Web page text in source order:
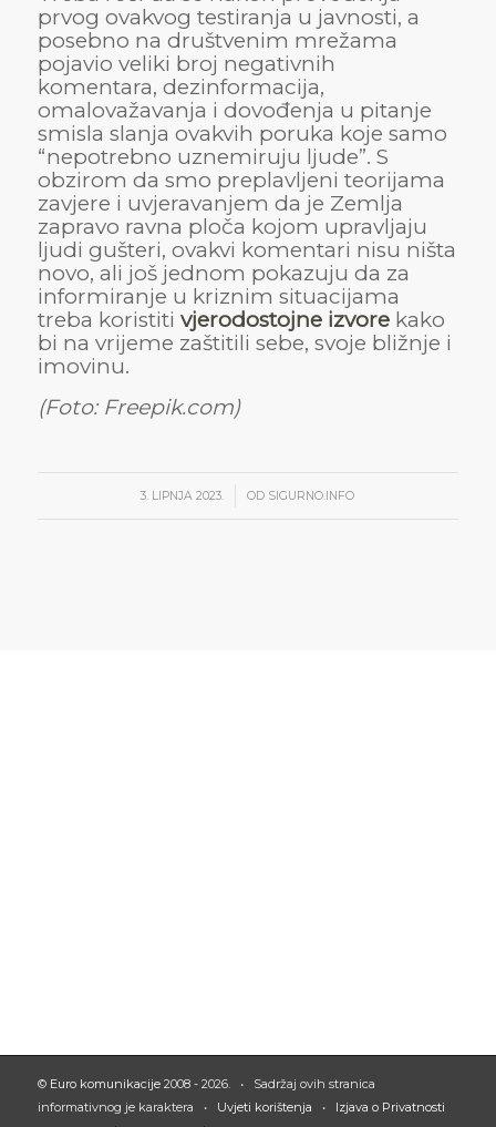
prvog ovakvog testiranja u javnosti, a
posebno na društvenim mrežama
pojavio veliki broj negativnih
komentara, dezinformacija,
omalovažavanja i dovođenja u pitanje
smisla slanja ovakvih poruka koje samo
“nepotrebno uznemiruju ljude”. S
obzirom da smo preplavljeni teorijama
zavjere i uvjeravanjem da je Zemlja
zapravo ravna ploča kojom upravljaju
ljudi gušteri, ovakvi komentari nisu ništa
novo, ali još jednom pokazuju da za
informiranje u kriznim situacijama
treba koristiti vjerodostojne izvorekako
bi na vrijeme zaštitili sebe, svoje bližnje i
imovinu.
(Foto: Freepik.com)
3. LIPNJA 2023.
/ OD SIGURNO.INFO
© Euro komunikacije2008 - 2026. • Sadržaj ovih stranica
informativnog je karaktera •
Uvjeti korištenja •
Izjava o Privatnosti